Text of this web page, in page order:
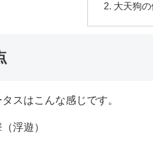
大天狗
スはこんな感じです。
浮遊）